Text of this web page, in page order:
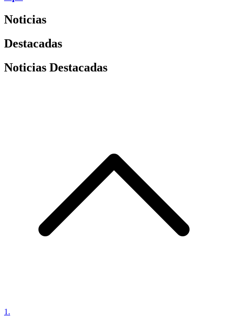
Noticias
Destacadas
Noticias Destacadas
1 .